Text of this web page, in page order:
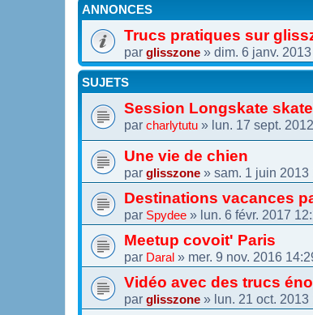
ANNONCES
Trucs pratiques sur
par glisszone » dim. 6 janv.
SUJETS
Session Longskate
par charlytutu » lun. 17 sept.
Une vie de chien
par glisszone » sam. 1 juin 2013
Destinations vacances
par Spydee » lun. 6 févr. 2017
Meetup covoit' Paris
par Daral » mer. 9 nov. 2016
Vidéo avec des trucs
par glisszone » lun. 21 oct. 2013